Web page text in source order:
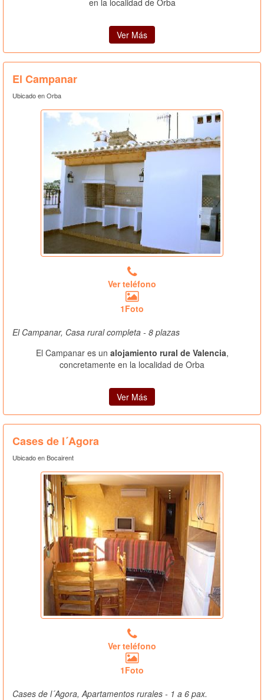
en la localidad de Orba
Ver Más
El Campanar
Ubicado en Orba
Ver teléfono
1Foto
El Campanar, Casa rural completa - 8 plazas
El Campanar es un alojamiento rural de Valencia,
concretamente en la localidad de Orba
Ver Más
Cases de l´Agora
Ubicado en Bocairent
Ver teléfono
1Foto
Cases de l´Agora, Apartamentos rurales - 1 a 6 pax.